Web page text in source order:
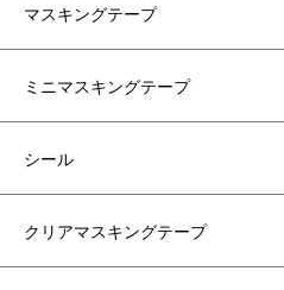
マスキングテープ
ミニマスキングテープ
シール
クリアマスキングテープ